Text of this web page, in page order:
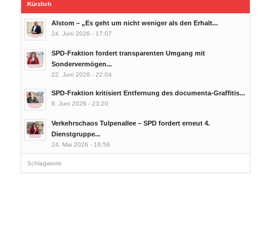
Kürzlich
Alstom – „Es geht um nicht weniger als den Erhalt...
24. Juni 2026 - 17:07
SPD-Fraktion fordert transparenten Umgang mit
Sondervermögen...
22. Juni 2026 - 22:04
SPD-Fraktion kritisiert Entfernung des documenta-Graffitis...
8. Juni 2026 - 23:20
Verkehrschaos Tulpenallee – SPD fordert erneut 4.
Dienstgruppe...
24. Mai 2026 - 16:58
Schlagworte